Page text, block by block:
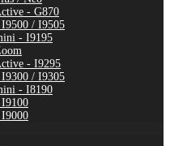
- G870
/ I9505
- I9195
- I9295
/ I9305
- I8190